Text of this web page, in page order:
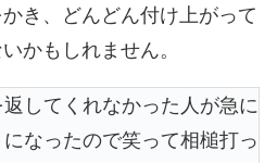
き、どんどん付け上がって
かもしれません。
してくれなかった人が急に
なったので笑って相槌打っ